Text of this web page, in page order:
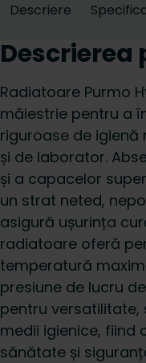
Descriere
Radiatoare Purmo
măiestrie pentru a
riguroase de igienă
și de laborator.
și a capacelor
un strat neted,
asigură ușurința
radiatoare oferă
temperatură
presiune de lucru
pentru
medii igienice, fiind
sănătate și